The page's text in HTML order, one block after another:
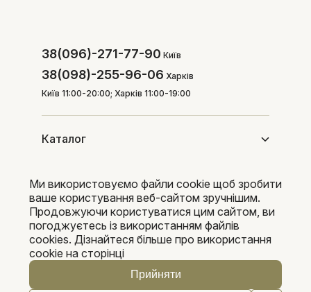
38(096)-271-77-90 Київ
38(098)-255-96-06 Харків
Київ 11:00-20:00; Харків 11:00-19:00
Каталог
Покупцям
Pleka 2016-2026
Ми використовуємо файли cookie щоб зробити
ваше користування веб-сайтом зручнішим.
Продовжуючи користуватися цим сайтом, ви
погоджуєтесь із використанням файлів
cookies. Дізнайтеся більше про використання
cookie на сторінці
Прийняти